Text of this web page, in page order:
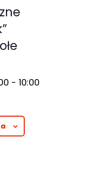
- 10:00